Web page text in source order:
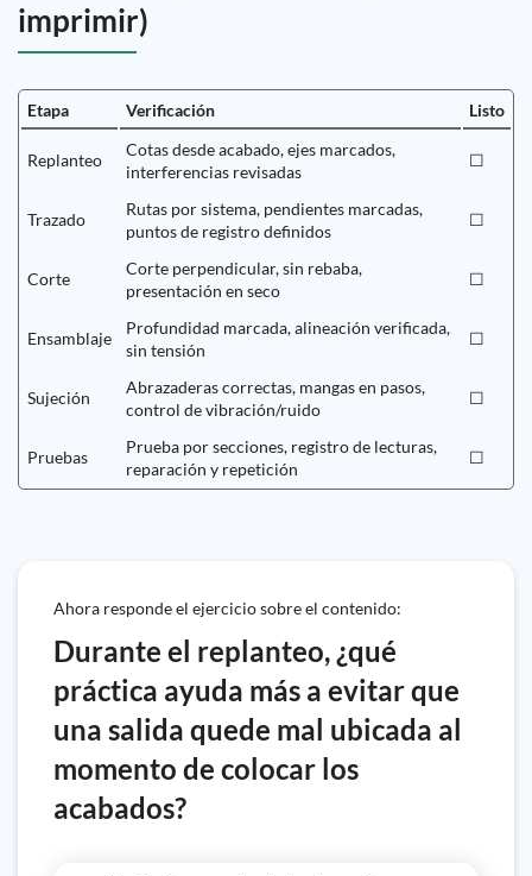
imprimir)
Etapa Verificación Listo
Replanteo
Cotas desde acabado, ejes marcados,
interferencias revisadas
☐
Trazado
Rutas por sistema, pendientes marcadas,
puntos de registro definidos
☐
Corte
Corte perpendicular, sin rebaba,
presentación en seco
☐
Ensamblaje
Profundidad marcada, alineación verificada,
sin tensión
☐
Sujeción
Abrazaderas correctas, mangas en pasos,
control de vibración/ruido
☐
Pruebas
Prueba por secciones, registro de lecturas,
reparación y repetición
☐
Ahora responde el ejercicio sobre el contenido:
Durante el replanteo, ¿qué
práctica ayuda más a evitar que
una salida quede mal ubicada al
momento de colocar los
acabados?